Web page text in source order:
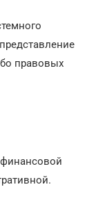
правовых